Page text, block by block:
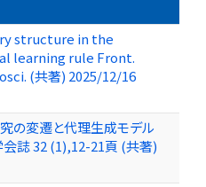
structure in the
learning rule Front.
(共著) 2025/12/16
究の変遷と代理生成モデル
誌 32 (1),12-21頁 (共著)